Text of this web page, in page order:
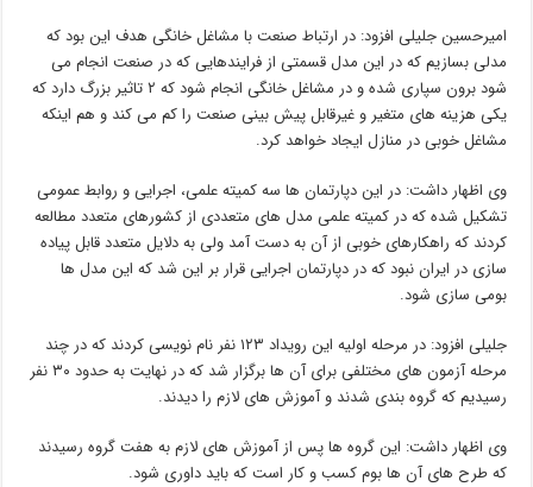
امیرحسین جلیلی افزود: در ارتباط صنعت با مشاغل خانگی هدف این بود که
مدلی بسازیم که در این مدل قسمتی از فرایندهایی که در صنعت انجام می
شود برون سپاری شده و در مشاغل خانگی انجام شود که ۲ تاثیر بزرگ دارد که
یکی هزینه های متغیر و غیرقابل پیش بینی صنعت را کم می کند و هم اینکه
مشاغل خوبی در منازل ایجاد خواهد کرد.
وی اظهار داشت: در این دپارتمان ها سه کمیته علمی، اجرایی و روابط عمومی
تشکیل شده که در کمیته علمی مدل های متعددی از کشورهای متعدد مطالعه
کردند که راهکارهای خوبی از آن به دست آمد ولی به دلایل متعدد قابل پیاده
سازی در ایران نبود که در دپارتمان اجرایی قرار بر این شد که این مدل ها
بومی سازی شود.
جلیلی افزود: در مرحله اولیه این رویداد ۱۲۳ نفر نام نویسی کردند که در چند
مرحله آزمون های مختلفی برای آن ها برگزار شد که در نهایت به حدود ۳۰ نفر
رسیدیم که گروه بندی شدند و آموزش های لازم را دیدند.
وی اظهار داشت: این گروه ها پس از آموزش های لازم به هفت گروه رسیدند
که طرح های آن ها بوم کسب و کار است که باید داوری شود.